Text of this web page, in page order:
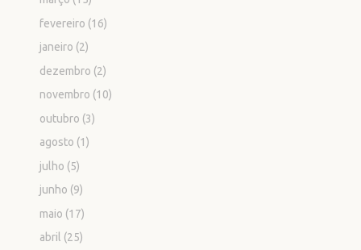
fevereiro (16)
janeiro (2)
dezembro (2)
novembro (10)
outubro (3)
agosto (1)
julho (5)
junho (9)
maio (17)
abril (25)